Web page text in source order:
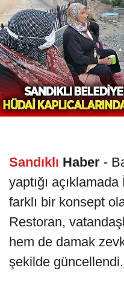
Sandıklı Haber -
yaptığı
farklı bir konsept
Restoran,
hem de damak
şekilde güncellendi.